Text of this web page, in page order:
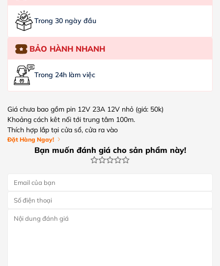
Trong 30 ngày đầu
BẢO HÀNH NHANH
Trong 24h làm việc
Giá chưa bao gồm pin 12V 23A 12V nhỏ (giá: 50k)
Khoảng cách kêt nối tới trung tâm 100m.
Thích hợp lắp tại cửa sổ, cửa ra vào
Đặt Hàng Ngay!
Bạn muốn đánh giá cho sản phẩm này!